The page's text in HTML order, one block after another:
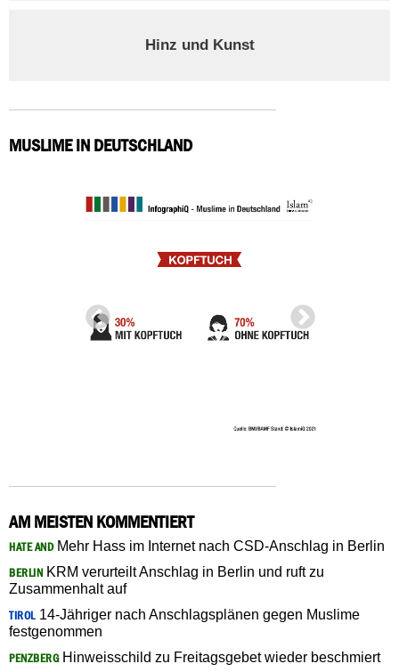
Hinz und Kunst
MUSLIME IN DEUTSCHLAND
AM MEISTEN KOMMENTIERT
HATE ANDMehr Hass im Internet nach CSD-Anschlag in Berlin
BERLIN KRM verurteilt Anschlag in Berlin und ruft zu
Zusammenhalt auf
TIROL14-Jähriger nach Anschlagsplänen gegen Muslime
festgenommen
PENZBERGHinweisschild zu Freitagsgebet wieder beschmiert